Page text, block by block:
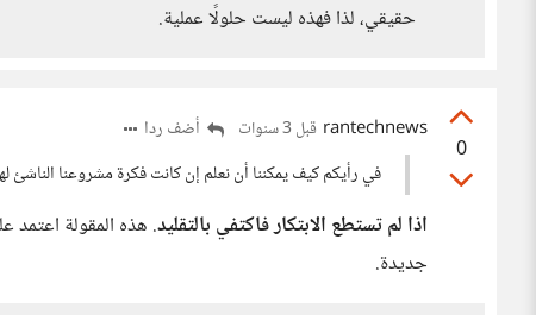
حقيقي، لذا فهذه ليست حلولًا عملية.
0
rantechnews قبل 3 سنوات
أضف ردا
في رأيكم كيف يمكننا أن نعلم إن كانت فكرة مشروعنا الناشئ
اذا لم تستطع الابتكار فاكتفي بالتقليد. هذه المقولة اعتمد
جديدة.